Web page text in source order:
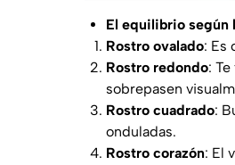
El equilibrio según
Rostro ovalado: Es
Rostro redondo:
sobrepasen
Rostro cuadrado:
onduladas.
Rostro corazón: El